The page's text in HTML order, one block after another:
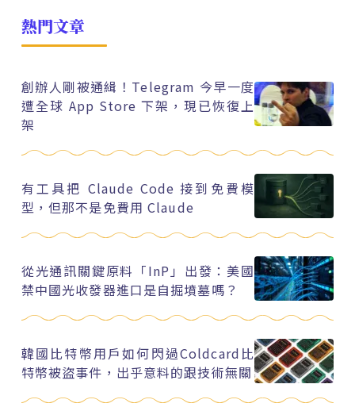
熱門文章
創辦人剛被通緝！Telegram 今早一度
遭全球 App Store 下架，現已恢復上
架
有工具把 Claude Code 接到免費模
型，但那不是免費用 Claude
從光通訊關鍵原料「InP」出發：美國
禁中國光收發器進口是自掘墳墓嗎？
韓國比特幣用戶如何閃過Coldcard比
特幣被盜事件，出乎意料的跟技術無關